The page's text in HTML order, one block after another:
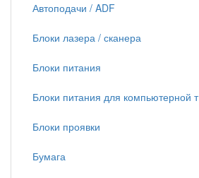
Автоподачи / ADF
Блоки лазера / сканера
Блоки питания
Блоки питания для компьютерной т
Блоки проявки
Бумага